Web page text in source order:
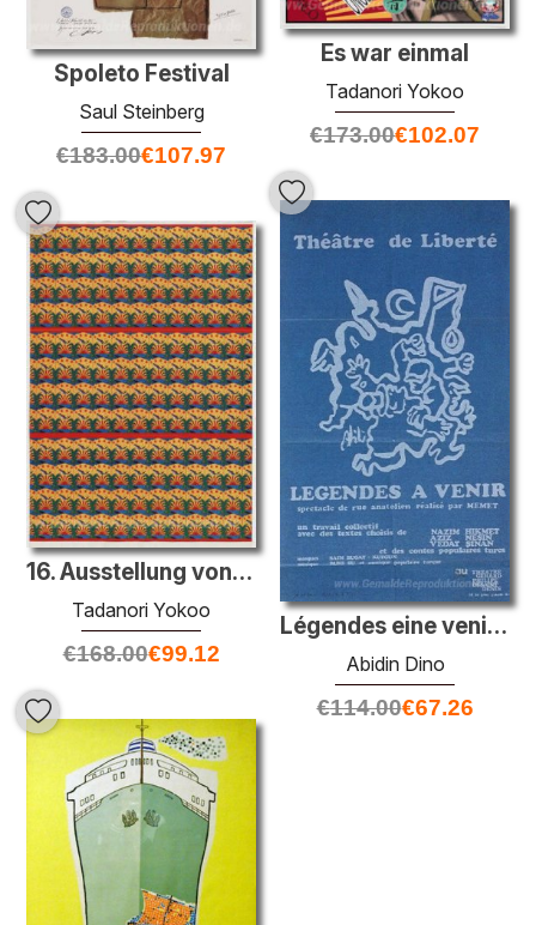
Es war einmal
Tadanori Yokoo
€173.00€102.07
Spoleto Festival
Saul Steinberg
€183.00€107.97
Légendes eine venir (Theaterplakat)
Abidin Dino
€114.00€67.26
16. Ausstellung von Japan Advertising Künstler-Club
Tadanori Yokoo
€168.00€99.12